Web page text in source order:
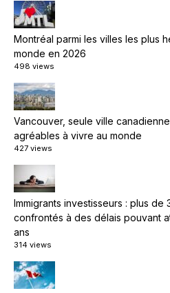
Montréal parmi les villes les plus
monde en 2026
498 views
Vancouver, seule ville
agréables à vivre au monde
427 views
Immigrants investisseurs : plus de
confrontés à des délais pouvant
ans
314 views